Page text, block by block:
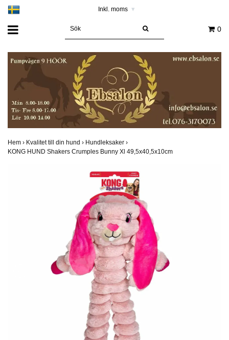
Inkl. moms ▾
0
Hem › Kvalitet till din hund › Hundleksaker ›
KONG HUND Shakers Crumples Bunny Xl 49,5x40,5x10cm